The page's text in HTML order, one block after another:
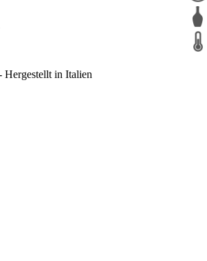
Hergestellt in Italien